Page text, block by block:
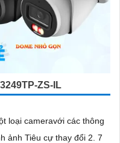
ZS-IL
loại cameravới các thông
ảnh Tiêu cự thay đổi 2. 7